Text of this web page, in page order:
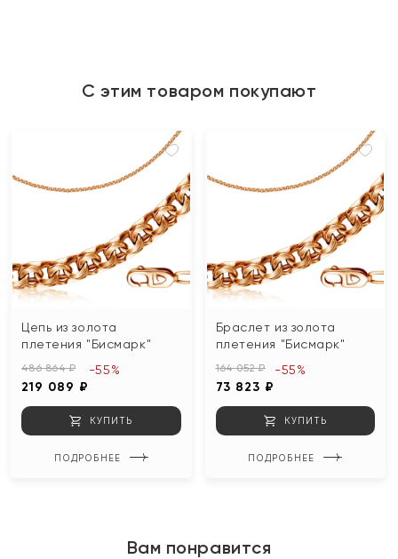
С этим товаром покупают
Цепь из золота
плетения "Бисмарк"
486 864 ₽
219 089 ₽
-55%
КУПИТЬ
ПОДРОБНЕЕ
Браслет из золота
плетения "Бисмарк"
164 052 ₽
73 823 ₽
-55%
КУПИТЬ
ПОДРОБНЕЕ
Вам понравится